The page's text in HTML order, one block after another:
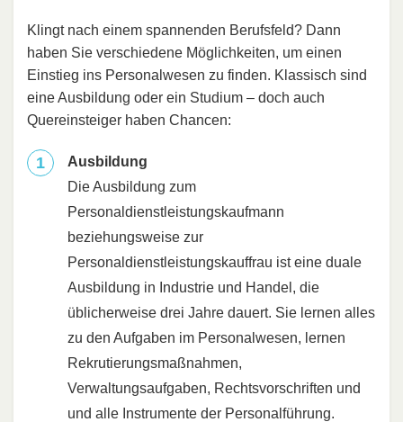
Klingt nach einem spannenden Berufsfeld? Dann
haben Sie verschiedene Möglichkeiten, um einen
Einstieg ins Personalwesen zu finden. Klassisch sind
eine Ausbildung oder ein Studium – doch auch
Quereinsteiger haben Chancen:
Ausbildung
Die Ausbildung zum
Personaldienstleistungskaufmann
beziehungsweise zur
Personaldienstleistungskauffrau ist eine duale
Ausbildung in Industrie und Handel, die
üblicherweise drei Jahre dauert. Sie lernen alles
zu den Aufgaben im Personalwesen, lernen
Rekrutierungsmaßnahmen,
Verwaltungsaufgaben, Rechtsvorschriften und
und alle Instrumente der Personalführung.